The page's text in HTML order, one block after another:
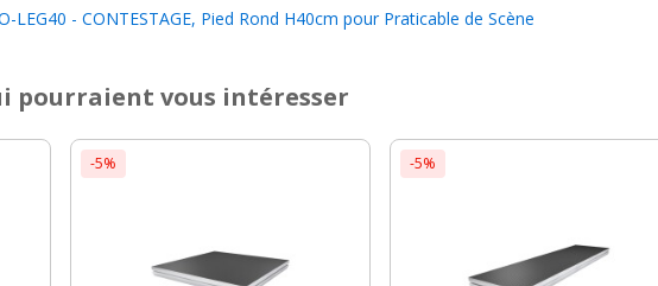
LEG40 - CONTESTAGE, Pied Rond H40cm pour Praticable de Scène
pourraient vous intéresser
-5% -5%